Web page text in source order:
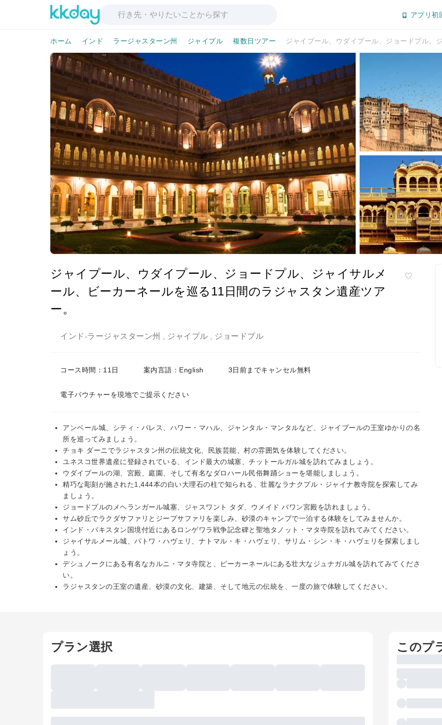
アプリ初
ホーム インド ラージャスターン州 ジャイプル 複数日ツアー
ジャイプール、ウダイプール、ジョードプル、ジャイサルメ
ール、ビーカーネールを巡る11日間のラジャスタン遺産ツア
ー。
インド-ラージャスターン州 ジャイプル ジョードプル
コース時間：11日 案内言語：English 3日前までキャンセル無料
電子バウチャーを現地でご提示ください
アンベール城、シティ・パレス、ハワー・マハル、ジャンタル・マン​​タルなど、ジャイプールの王室ゆかりの名
所を巡ってみましょう。
チョキ ダーニでラジャスタン州の伝統文化、民族芸能、村の雰囲気を体験してください。
ユネスコ世界遺産に登録されている、インド最大の城塞、チットールガル城を訪れてみましょう。
ウダイプールの湖、宮殿、庭園、そして有名なダロハール民俗舞踊ショーを堪能しましょう。
精巧な彫刻が施された1,444本の白い大理石の柱で知られる、壮麗なラナクプル・ジャイナ教寺院を探索してみ
ましょう。
ジョードプルのメヘランガール城塞、ジャスワント タダ、ウメイド バワン宮殿を訪れましょう。
サム砂丘でラクダサファリとジープサファリを楽しみ、砂漠のキャンプで一泊する体験をしてみませんか。
インド・パキスタン国境付近にあるロンゲワラ戦争記念碑と聖地タノット・マタ寺院を訪れてみてください。
ジャイサルメール城、パトワ・ハヴェリ、ナトマル・キ・ハヴェリ、サリム・シン・キ・ハヴェリを探索しまし
ょう。
デシュノークにある有名なカルニ・マタ寺院と、ビーカーネールにある壮大なジュナガル城を訪れてみてくださ
い。
ラジャスタンの王室の遺産、砂漠の文化、建築、そして地元の伝統を、一度の旅で体験してください。
プラン選択 このプ